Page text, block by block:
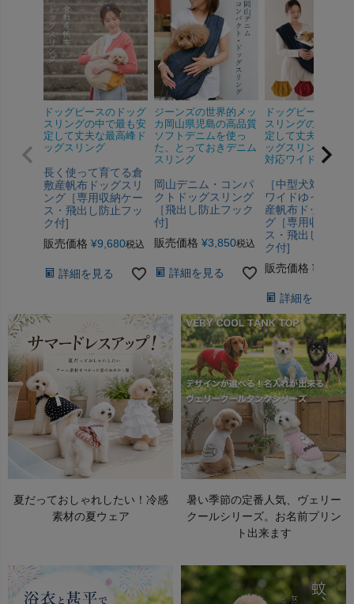
ドッグピースのドッグ
スリングの中で最も安
定して丈夫な最高峰ド
ッグスリング
長く使って育てる倉
敷産帆布ドッグスリ
ング［専用収納ケー
ス・飛出し防止フッ
ク付]
販売価格 ¥9,680税込
詳細を見る
ジーンズの世界的メッ
カ岡山県児島の高品質
ソフトデニムを使っ
た、とっておきデニム
スリング
岡山デニム・コンパ
クトドッグスリング
［飛出し防止フック
付]
販売価格 ¥3,850税込
詳細を見る
ドッグピースのド
スリングの中で最
定して丈夫な最高
ッグスリングに中
対応ワイドタイプ
［中型犬対応］
ワイドゆったり
産帆布ドッグス
グ［専用収納ケー
ス・飛出し防止
ク付]
販売価格 ¥
詳細を見る
夏だっておしゃれしたい！冷感
素材の夏ウェア
暑い季節の定番人気、ヴェリー
クールシリーズ。お名前プリン
ト出来ます